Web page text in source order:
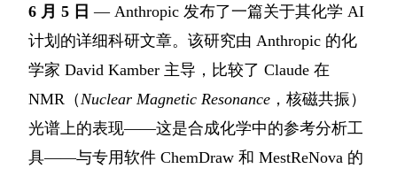
6 月 5 日 — Anthropic 发布了一篇关于其化学 AI
计划的详细科研文章。该研究由 Anthropic 的化
学家 David Kamber 主导，比较了 Claude 在
NMR（ Nuclear Magnetic Resonance ，核磁共振）
光谱上的表现——这是合成化学中的参考分析工
具——与专用软件 ChemDraw 和 MestReNova 的